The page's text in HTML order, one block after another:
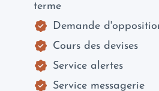
terme
Demande
Cours des devises
Service alertes
Service messagerie